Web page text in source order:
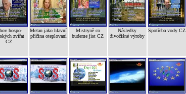
hospo-
zvířat
CZ
Metan jako hlavní
přičina oteplovaní
Mistryně co
budeme jíst CZ
Následky
živočišné výroby
Spotřeba vody CZ